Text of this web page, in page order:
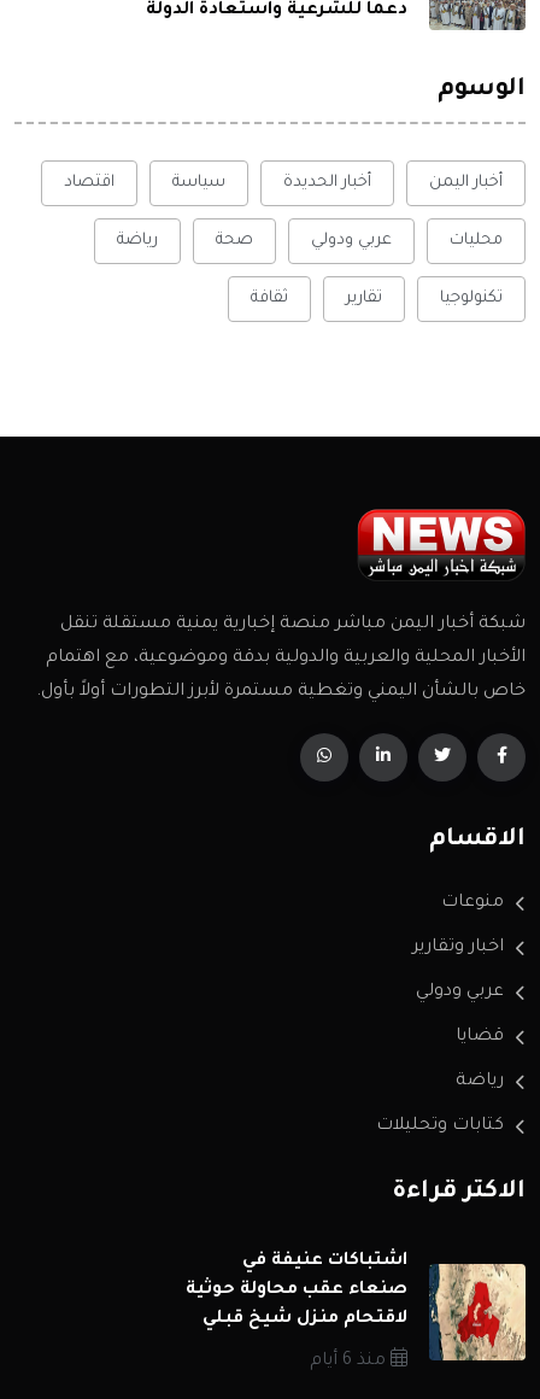
دعماً للشرعية واستعادة الدولة
الوسوم
أخبار اليمن أخبار الحديدة سياسة اقتصاد
محليات عربي ودولي صحة رياضة
تكنولوجيا تقارير ثقافة
شبكة أخبار اليمن مباشر منصة إخبارية يمنية مستقلة تنقل
الأخبار المحلية والعربية والدولية بدقة وموضوعية، مع اهتمام
خاص بالشأن اليمني وتغطية مستمرة لأبرز التطورات أولاً بأول.
الاقسام
منوعات
اخبار وتقارير
عربي ودولي
قضايا
رياضة
كتابات وتحليلات
الاكثر قراءة
اشتباكات عنيفة في
صنعاء عقب محاولة حوثية
لاقتحام منزل شيخ قبلي
منذ 6 أيام